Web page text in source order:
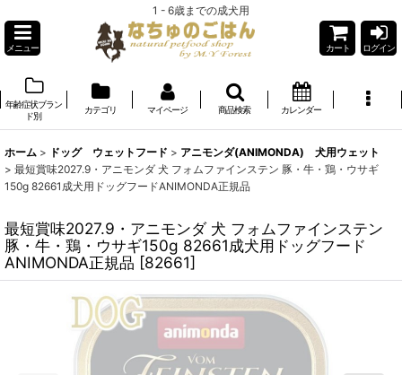
1 - 6歳までの成犬用
メニュー カート ログイン
年齢症状ブラン
ド別
カテゴリ マイページ 商品検索 カレンダー
ホーム > ドッグ ウェットフード > アニモンダ(ANIMONDA) 犬用ウェット
> 最短賞味2027.9・アニモンダ 犬 フォムファインステン 豚・牛・鶏・ウサギ
150g 82661成犬用ドッグフードANIMONDA正規品
最短賞味2027.9・アニモンダ 犬 フォムファインステン
豚・牛・鶏・ウサギ150g 82661成犬用ドッグフード
ANIMONDA正規品 [82661]